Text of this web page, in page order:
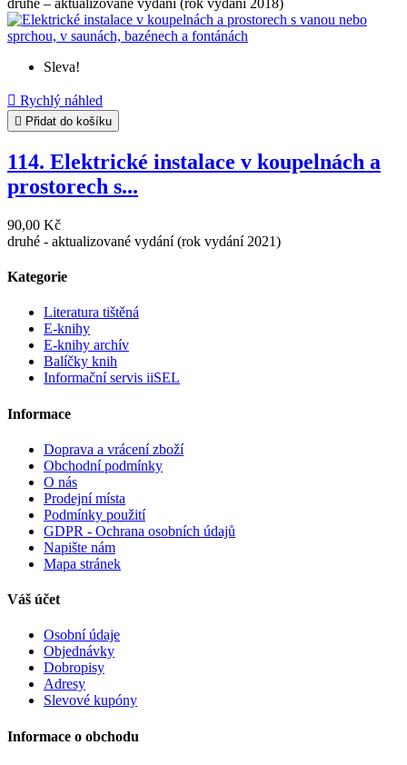
druhé – aktualizované vydání (rok vydání 2018)
Sleva!
 Rychlý náhled
 Přidat do košíku
114. Elektrické instalace v koupelnách a
prostorech s...
90,00 Kč
druhé - aktualizované vydání (rok vydání 2021)
Kategorie
Literatura tištěná
E-knihy
E-knihy archív
Balíčky knih
Informační servis iiSEL
Informace
Doprava a vrácení zboží
Obchodní podmínky
O nás
Prodejní místa
Podmínky použití
GDPR - Ochrana osobních údajů
Napište nám
Mapa stránek
Váš účet
Osobní údaje
Objednávky
Dobropisy
Adresy
Slevové kupóny
Informace o obchodu